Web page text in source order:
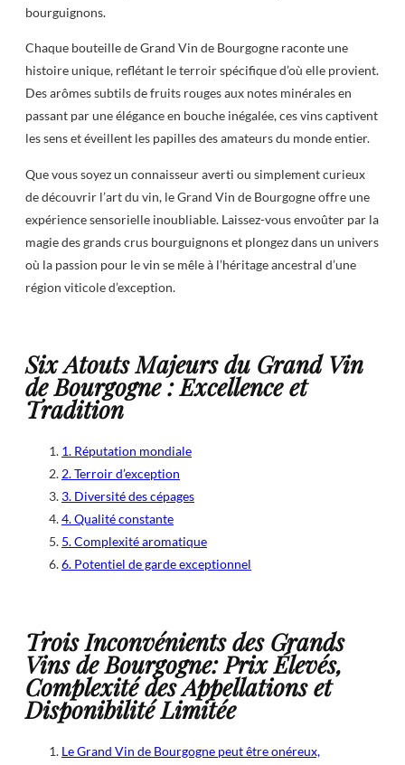
bourguignons.
Chaque bouteille de Grand Vin de Bourgogne raconte une
histoire unique, reflétant le terroir spécifique d’où elle provient.
Des arômes subtils de fruits rouges aux notes minérales en
passant par une élégance en bouche inégalée, ces vins captivent
les sens et éveillent les papilles des amateurs du monde entier.
Que vous soyez un connaisseur averti ou simplement curieux
de découvrir l’art du vin, le Grand Vin de Bourgogne offre une
expérience sensorielle inoubliable. Laissez-vous envoûter par la
magie des grands crus bourguignons et plongez dans un univers
où la passion pour le vin se mêle à l’héritage ancestral d’une
région viticole d’exception.
Six Atouts Majeurs du Grand Vin
de Bourgogne : Excellence et
Tradition
1. Réputation mondiale
2. Terroir d’exception
3. Diversité des cépages
4. Qualité constante
5. Complexité aromatique
6. Potentiel de garde exceptionnel
Trois Inconvénients des Grands
Vins de Bourgogne: Prix Élevés,
Complexité des Appellations et
Disponibilité Limitée
Le Grand Vin de Bourgogne peut être onéreux,